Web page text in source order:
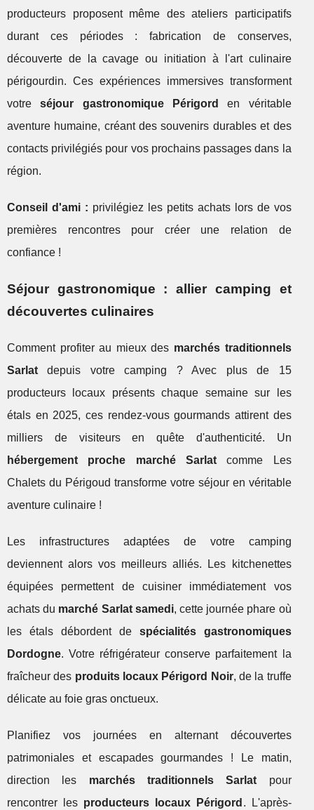
producteurs proposent même des ateliers participatifs
durant ces périodes : fabrication de conserves,
découverte de la cavage ou initiation à l'art culinaire
périgourdin. Ces expériences immersives transforment
votreséjour gastronomique Périgord
en véritable
aventure humaine, créant des souvenirs durables et des
contacts privilégiés pour vos prochains passages dans la
région.
Conseil d'ami : privilégiez les petits achats lors de vos
premières rencontres pour créer une relation de
confiance !
Séjour gastronomique : allier camping et
découvertes culinaires
Comment profiter au mieux des marchés traditionnels
Sarlat depuis votre camping ? Avec plus de 15
producteurs locaux présents chaque semaine sur les
étals en 2025, ces rendez-vous gourmands attirent des
milliers de visiteurs en quête d'authenticité. Un
hébergement proche marché Sarlatcomme Les
Chalets du Périgoud transforme votre séjour en véritable
aventure culinaire !
Les infrastructures adaptées de votre camping
deviennent alors vos meilleurs alliés. Les kitchenettes
équipées permettent de cuisiner immédiatement vos
achats du marché Sarlat samedi, cette journée phare où
les étals débordent de spécialités gastronomiques
Dordogne. Votre réfrigérateur conserve parfaitement la
fraîcheur des produits locaux Périgord Noir, de la truffe
délicate au foie gras onctueux.
Planifiez vos journées en alternant découvertes
patrimoniales et escapades gourmandes ! Le matin,
direction les marchés traditionnels Sarlat pour
rencontrer les producteurs locaux Périgord . L'après-